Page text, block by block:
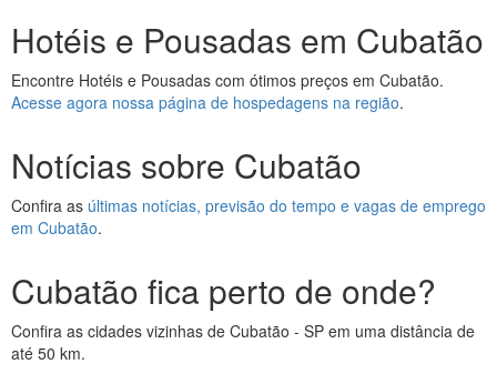
Hotéis e Pousadas em Cubatão
Encontre Hotéis e Pousadas com ótimos preços em Cubatão.
Acesse agora nossa página de hospedagens na região.
Notícias sobre Cubatão
Confira as últimas notícias, previsão do tempo e vagas de emprego
em Cubatão.
Cubatão fica perto de onde?
Confira as cidades vizinhas de Cubatão - SP em uma distância de
até 50 km.